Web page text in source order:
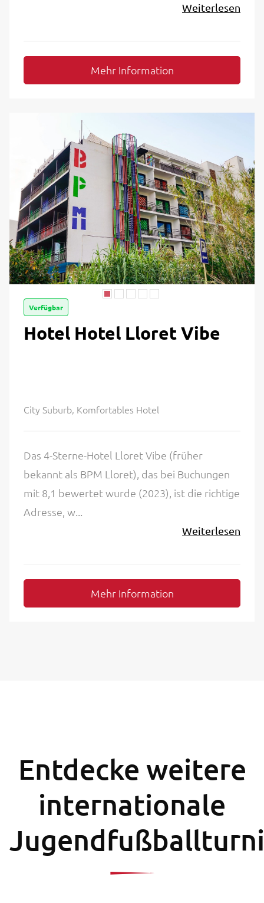
Weiterlesen
Mehr Information
Verfügbar
Hotel Hotel Lloret Vibe
City Suburb, Komfortables Hotel
Das 4-Sterne-Hotel Lloret Vibe (früher
bekannt als BPM Lloret), das bei Buchungen
mit 8,1 bewertet wurde (2023), ist die richtige
Adresse, w...
Weiterlesen
Mehr Information
Entdecke weitere
internationale